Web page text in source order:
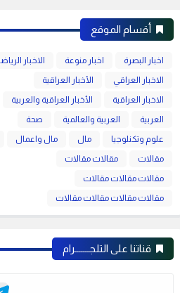
أقسام الموقع
اخبار البصرة اخبار منوعة
الاخبار
الاخبار العراقي
الأخبار العراقية
الاخبار العراقية
الأخبار العراقية والعربية
العربية
العربية والعالمية
صحة
علوم وتكنلوجيا
مال مال واعمال
مقالات
مقالات مقالات
مقالات مقالات مقالات
مقالات مقالات مقالات مقالات
قناتنا على التلجـــــــرام